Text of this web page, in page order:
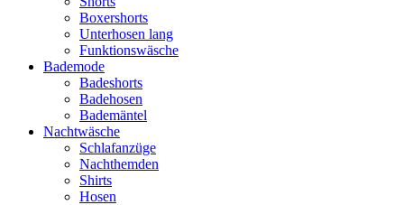
Boxershorts
Unterhosen lang
Funktionswäsche
Bademode
Badeshorts
Badehosen
Bademäntel
Nachtwäsche
Schlafanzüge
Nachthemden
Shirts
Hosen